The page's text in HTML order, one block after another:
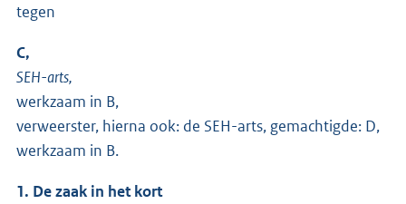
tegen
C,
SEH-arts,
werkzaam in B,
verweerster, hierna ook: de SEH-arts, gemachtigde: D,
werkzaam in B.
1. De zaak in het kort